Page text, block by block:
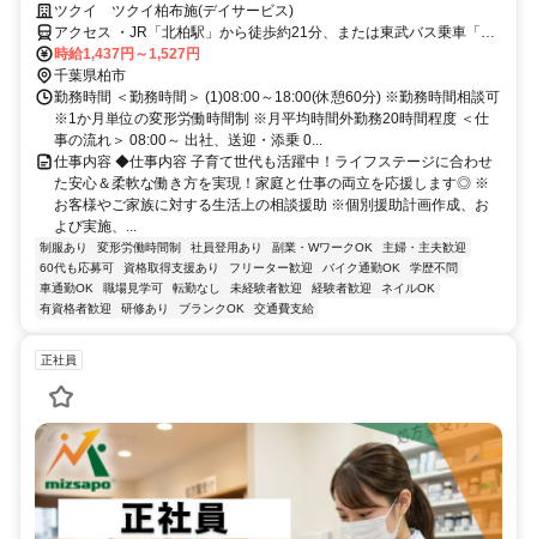
員求人】
ツクイ ツクイ柏布施(デイサービス)
アクセス ・JR「北柏駅」から徒歩約21分、または東武バス乗車「宿
連寺」下車徒歩約5分
時給1,437円～1,527円
千葉県柏市
勤務時間 ＜勤務時間＞ (1)08:00～18:00(休憩60分) ※勤務時間相談可
※1か月単位の変形労働時間制 ※月平均時間外勤務20時間程度 ＜仕
事の流れ＞ 08:00～ 出社、送迎・添乗 0...
仕事内容 ◆仕事内容 子育て世代も活躍中！ライフステージに合わせ
た安心＆柔軟な働き方を実現！家庭と仕事の両立を応援します◎ ※
お客様やご家族に対する生活上の相談援助 ※個別援助計画作成、お
よび実施、...
制服あり 変形労働時間制 社員登用あり 副業・WワークOK
主婦・主夫歓迎
60代も応募可
資格取得支援あり フリーター歓迎 バイク通勤OK
学歴不問
車通勤OK
職場見学可 転勤なし 未経験者歓迎 経験者歓迎
ネイルOK
有資格者歓迎
研修あり ブランクOK 交通費支給
正社員